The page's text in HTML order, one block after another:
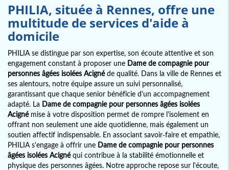
PHILIA, située à Rennes, offre une
multitude de services d'aide à
domicile
PHILIA se distingue par son expertise, son écoute attentive et son
engagement constant à proposer une Dame de compagnie pour
personnes âgées isolées Acignéde qualité. Dans la ville de Rennes et
ses alentours, notre équipe assure un suivi personnalisé,
garantissant que chaque senior bénéficie d'un accompagnement
adapté. La Dame de compagnie pour personnes âgées isolées
Acignémise à votre disposition permet de rompre l'isolement en
offrant non seulement une aide quotidienne, mais également un
soutien affectif indispensable. En associant savoir-faire et empathie,
PHILIA s'engage à offrir une Dame de compagnie pour personnes
âgées isolées Acignéqui contribue à la stabilité émotionnelle et
physique des personnes âgées. Notre approche repose sur l'écoute,